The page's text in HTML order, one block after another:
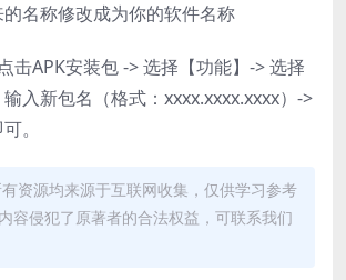
名称修改成为你的软件名称
击APK安装包 -> 选择【功能】-> 选择
输入新包名（格式：xxxx.xxxx.xxxx）->
。
资源均来源于互联网收集，仅供学习参考
容侵犯了原著者的合法权益，可联系我们